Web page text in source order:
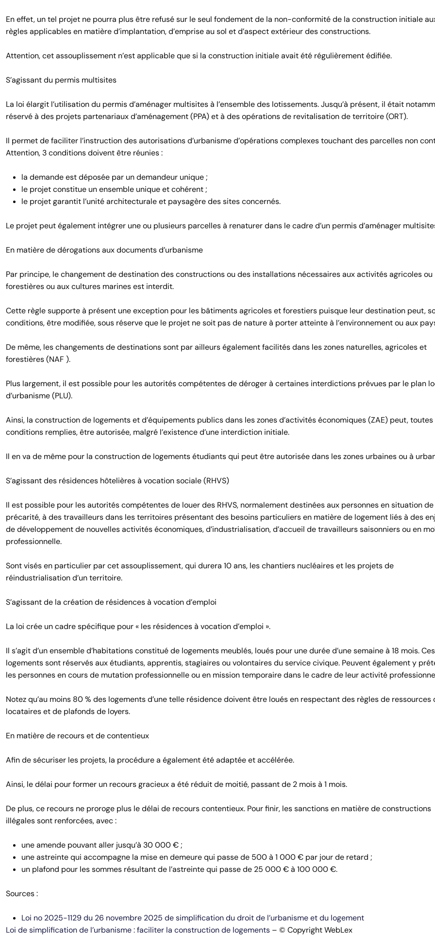
En effet, un tel projet ne pourra plus être refusé sur le seul fondement de la non-conformité de la construction initiale
règles applicables en matière d’implantation, d’emprise au sol et d’aspect extérieur des constructions.
Attention, cet assouplissement n’est applicable que si la construction initiale avait été régulièrement édifiée.
S’agissant du permis multisites
La loi élargit l’utilisation du permis d’aménager multisites à l’ensemble des lotissements. Jusqu’à présent, il était
réservé à des projets partenariaux d’aménagement (PPA) et à des opérations de revitalisation de territoire (ORT).
Il permet de faciliter l’instruction des autorisations d’urbanisme d’opérations complexes touchant des parcelles non
Attention, 3 conditions doivent être réunies :
la demande est déposée par un demandeur unique ;
le projet constitue un ensemble unique et cohérent ;
le projet garantit l’unité architecturale et paysagère des sites concernés.
Le projet peut également intégrer une ou plusieurs parcelles à renaturer dans le cadre d’un permis d’aménager
En matière de dérogations aux documents d’urbanisme
Par principe, le changement de destination des constructions ou des installations nécessaires aux activités agricoles ou
forestières ou aux cultures marines est interdit.
Cette règle supporte à présent une exception pour les bâtiments agricoles et forestiers puisque leur destination peut,
conditions, être modifiée, sous réserve que le projet ne soit pas de nature à porter atteinte à l’environnement ou aux
De même, les changements de destinations sont par ailleurs également facilités dans les zones naturelles, agricoles et
forestières (NAF ).
Plus largement, il est possible pour les autorités compétentes de déroger à certaines interdictions prévues par le plan
d’urbanisme (PLU).
Ainsi, la construction de logements et d’équipements publics dans les zones d’activités économiques (ZAE) peut, toutes
conditions remplies, être autorisée, malgré l’existence d’une interdiction initiale.
Il en va de même pour la construction de logements étudiants qui peut être autorisée dans les zones urbaines ou à
S’agissant des résidences hôtelières à vocation sociale (RHVS)
Il est possible pour les autorités compétentes de louer des RHVS, normalement destinées aux personnes en situation de
précarité, à des travailleurs dans les territoires présentant des besoins particuliers en matière de logement liés à des
de développement de nouvelles activités économiques, d’industrialisation, d’accueil de travailleurs saisonniers ou en
professionnelle.
Sont visés en particulier par cet assouplissement, qui durera 10 ans, les chantiers nucléaires et les projets de
réindustrialisation d’un territoire.
S’agissant de la création de résidences à vocation d’emploi
La loi crée un cadre spécifique pour « les résidences à vocation d’emploi ».
Il s’agit d’un ensemble d’habitations constitué de logements meublés, loués pour une durée d’une semaine à 18 mois. Ces
logements sont réservés aux étudiants, apprentis, stagiaires ou volontaires du service civique. Peuvent également y
les personnes en cours de mutation professionnelle ou en mission temporaire dans le cadre de leur activité
Notez qu’au moins 80 % des logements d’une telle résidence doivent être loués en respectant des règles de ressources
locataires et de plafonds de loyers.
En matière de recours et de contentieux
Afin de sécuriser les projets, la procédure a également été adaptée et accélérée.
Ainsi, le délai pour former un recours gracieux a été réduit de moitié, passant de 2 mois à 1 mois.
De plus, ce recours ne proroge plus le délai de recours contentieux. Pour finir, les sanctions en matière de constructions
illégales sont renforcées, avec :
une amende pouvant aller jusqu’à 30 000 € ;
une astreinte qui accompagne la mise en demeure qui passe de 500 à 1 000 € par jour de retard ;
un plafond pour les sommes résultant de l’astreinte qui passe de 25 000 € à 100 000 €.
Sources :
Loi no 2025-1129 du 26 novembre 2025 de simplification du droit de l’urbanisme et du logement
Loi de simplification de l’urbanisme : faciliter la construction de logements – © Copyright WebLex